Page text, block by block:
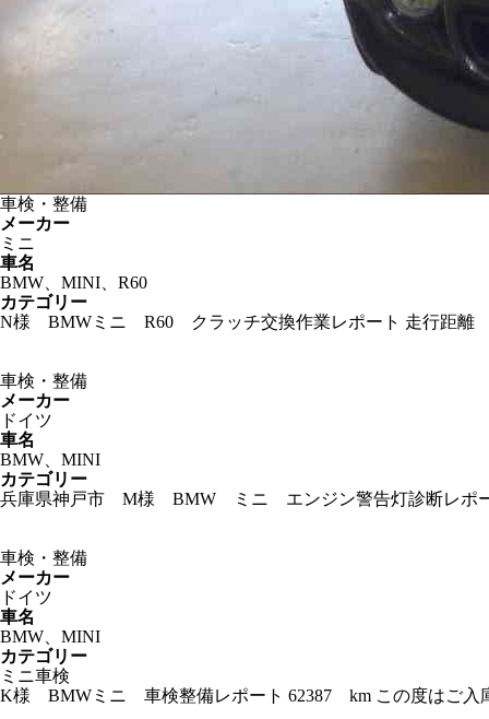
車検・整備
メーカー
ミニ
車名
BMW、MINI、R60
カテゴリー
N様 BMWミニ R60 クラッチ交換作業レポート 走行距離
車検・整備
メーカー
ドイツ
車名
BMW、MINI
カテゴリー
兵庫県神戸市 M様 BMW ミニ エンジン警告灯診断レポー
車検・整備
メーカー
ドイツ
車名
BMW、MINI
カテゴリー
ミニ車検
K様 BMWミニ 車検整備レポート 62387 km この度はご入